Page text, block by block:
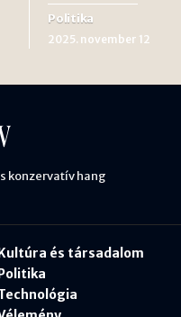
Politika
2025. november 12
konzervatív hang
és társadalom